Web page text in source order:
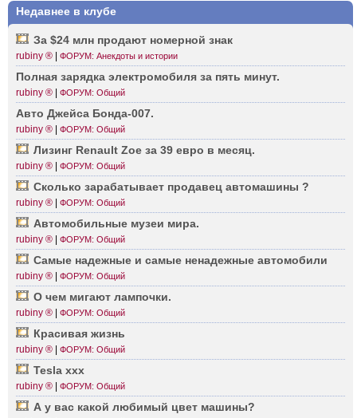
Недавнее в клубе
За $24 млн продают номерной знак
rubiny ® ФОРУМ: Анекдоты и истории
Полная зарядка элект­ромобиля за пять минут.
rubiny ® ФОРУМ: Общий
Авто Джейса Бонда­-007.
rubiny ® ФОРУМ: Общий
Лизинг Renault Zoe за 39 евро в месяц.
rubiny ® ФОРУМ: Общий
Сколько зараб­атывает продавец автом­ашины ?
rubiny ® ФОРУМ: Общий
Автом­обильные музеи мира.
rubiny ® ФОРУМ: Общий
Самые надежные и самые ненад­ежные автом­обили
rubiny ® ФОРУМ: Общий
О чем мигают лампочки.
rubiny ® ФОРУМ: Общий
Красивая жизнь
rubiny ® ФОРУМ: Общий
Tesla xxx
rubiny ® ФОРУМ: Общий
А у вас какой любимый цвет машины?